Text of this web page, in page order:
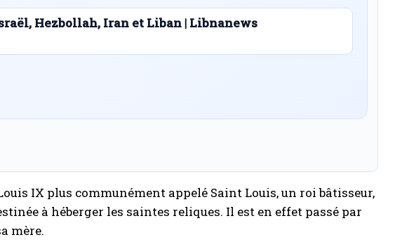
Hezbollah, Iran et Liban | Libnanews
IX plus communément appelé Saint Louis, un roi bâtisseur,
à héberger les saintes reliques. Il est en effet passé par
mère.